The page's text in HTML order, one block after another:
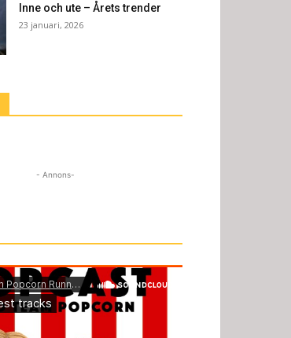
Inne och ute – Årets trender
23 januari, 2026
- Annons-